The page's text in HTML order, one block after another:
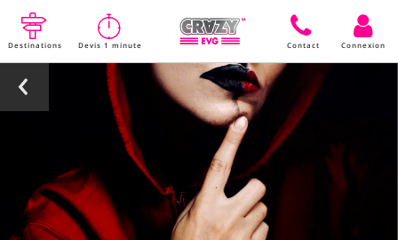
Destinations Devis 1 minute Contact Connexion